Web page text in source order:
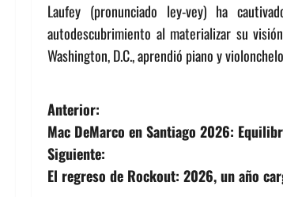
Laufey (pronunciado ley-vey) ha
autodescubrimiento al materializar su
Washington, D.C., aprendió piano y
N
a
v
Anterior:
Mac DeMarco en Santiago 2026:
Siguiente:
El regreso de Rockout: 2026, un año